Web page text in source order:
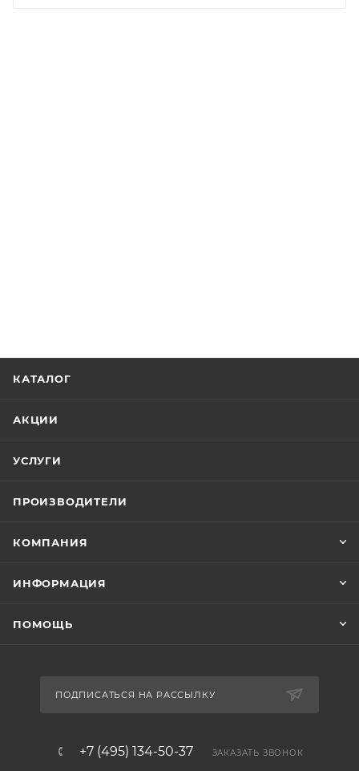
КАТАЛОГ
АКЦИИ
УСЛУГИ
ПРОИЗВОДИТЕЛИ
КОМПАНИЯ
ИНФОРМАЦИЯ
ПОМОЩЬ
ПОДПИСАТЬСЯ НА РАССЫЛКУ
+7 (495) 134-50-37 ЗАКАЗАТЬ ЗВОНОК